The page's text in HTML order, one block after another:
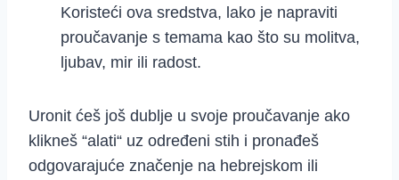
Koristeći ova sredstva, lako je napraviti
proučavanje s temama kao što su molitva,
ljubav, mir ili radost.
Uronit ćeš još dublje u svoje proučavanje ako
klikneš “alati“ uz određeni stih i pronađeš
odgovarajuće značenje na hebrejskom ili